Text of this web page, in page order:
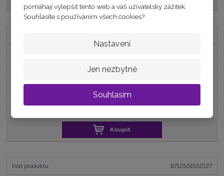
pomáhají vylepšit tento web a váš uživatelský zážitek.
Souhlasíte s používáním všech cookies?
Nastavení
Jen nezbytné
Souhlasím
1 859,50 Kč
2 250 Kč
Koupit
8712561552127